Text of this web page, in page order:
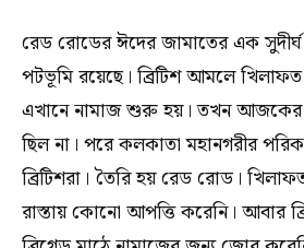
রেড রোডের ঈদের জামাতের এক
পটভূমি রয়েছে। ব্রিটিশ আমলে
এখানে নামাজ শুরু হয়। তখন আজকের
ছিল না। পরে কলকাতা মহানগরীর
ব্রিটিশরা। তৈরি হয় রেড রোড।
রাস্তায় কোনো আপত্তি করেনি। আবার